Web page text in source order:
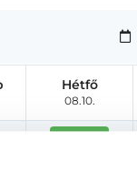
Hétfő
08.10.